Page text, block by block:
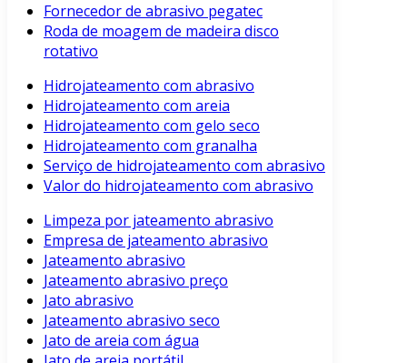
Fornecedor de abrasivo pegatec
Roda de moagem de madeira disco
rotativo
Hidrojateamento com abrasivo
Hidrojateamento com areia
Hidrojateamento com gelo seco
Hidrojateamento com granalha
Serviço de hidrojateamento com abrasivo
Valor do hidrojateamento com abrasivo
Limpeza por jateamento abrasivo
Empresa de jateamento abrasivo
Jateamento abrasivo
Jateamento abrasivo preço
Jato abrasivo
Jateamento abrasivo seco
Jato de areia com água